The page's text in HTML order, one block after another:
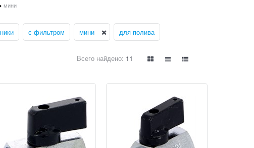
мини
с фильтром мини для полива
Всего найдено: 11